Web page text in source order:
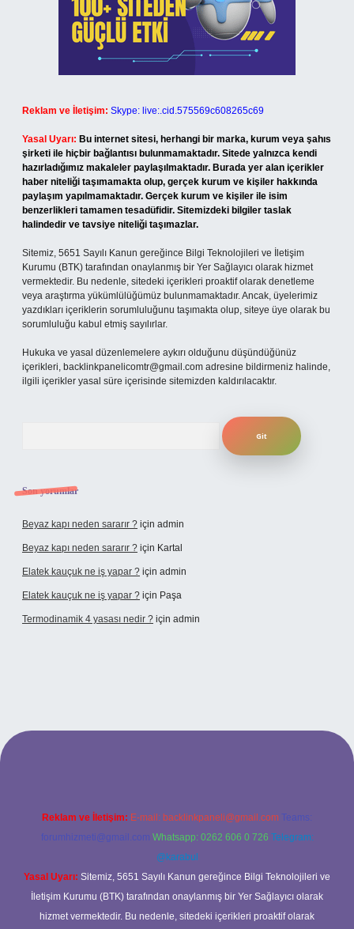
Reklam ve İletişim: Skype: live:.cid.575569c608265c69
Yasal Uyarı: Bu internet sitesi, herhangi bir marka, kurum veya şahıs
şirketi ile hiçbir bağlantısı bulunmamaktadır. Sitede yalnızca kendi
hazırladığımız makaleler paylaşılmaktadır. Burada yer alan içerikler
haber niteliği taşımamakta olup, gerçek kurum ve kişiler hakkında
paylaşım yapılmamaktadır. Gerçek kurum ve kişiler ile isim
benzerlikleri tamamen tesadüfidir. Sitemizdeki bilgiler taslak
halindedir ve tavsiye niteliği taşımazlar.
Sitemiz, 5651 Sayılı Kanun gereğince Bilgi Teknolojileri ve İletişim
Kurumu (BTK) tarafından onaylanmış bir Yer Sağlayıcı olarak hizmet
vermektedir. Bu nedenle, sitedeki içerikleri proaktif olarak denetleme
veya araştırma yükümlülüğümüz bulunmamaktadır. Ancak, üyelerimiz
yazdıkları içeriklerin sorumluluğunu taşımakta olup, siteye üye olarak bu
sorumluluğu kabul etmiş sayılırlar.
Hukuka ve yasal düzenlemelere aykırı olduğunu düşündüğünüz
içerikleri, backlinkpanelicomtr@gmail.com adresine bildirmeniz halinde,
ilgili içerikler yasal süre içerisinde sitemizden kaldırılacaktır.
Son yorumlar
Beyaz kapı neden sararır ? için admin
Beyaz kapı neden sararır ? için Kartal
Elatek kauçuk ne iş yapar ? için admin
Elatek kauçuk ne iş yapar ? için Paşa
Termodinamik 4 yasası nedir ? için admin
mi
Reklam ve İletişim: E-mail: backlinkpaneli@gmail.com Teams:
forumhizmeti@gmail.com Whatsapp: 0262 606 0 726 Telegram:
@karabul
Yasal Uyarı: Sitemiz, 5651 Sayılı Kanun gereğince Bilgi Teknolojileri ve
İletişim Kurumu (BTK) tarafından onaylanmış bir Yer Sağlayıcı olarak
hizmet vermektedir. Bu nedenle, sitedeki içerikleri proaktif olarak